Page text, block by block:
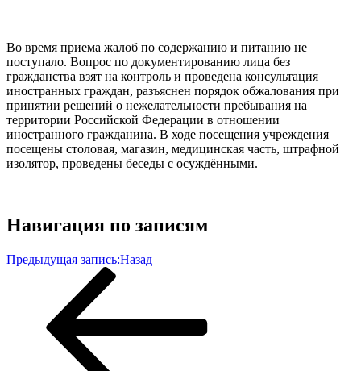
Во время приема жалоб по содержанию и питанию не
поступало. Вопрос по документированию лица без
гражданства взят на контроль и проведена консультация
иностранных граждан, разъяснен порядок обжалования при
принятии решений о нежелательности пребывания на
территории Российской Федерации в отношении
иностранного гражданина. В ходе посещения учреждения
посещены столовая, магазин, медицинская часть, штрафной
изолятор, проведены беседы с осуждёнными.
Навигация по записям
Предыдущая запись:Назад